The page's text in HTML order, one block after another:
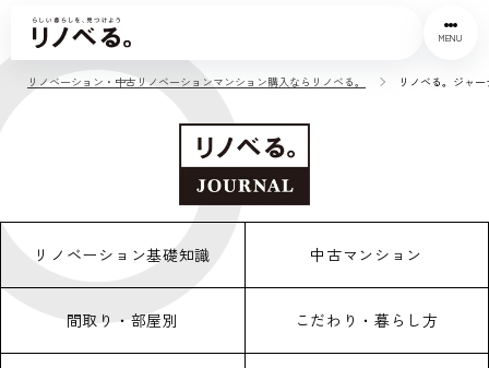
MENU
リノベーション・中古リノベーションマンション購入ならリノベる。 リノベる。ジャ
リノベーション基礎知識 中古マンション
間取り・部屋別 こだわり・暮らし方